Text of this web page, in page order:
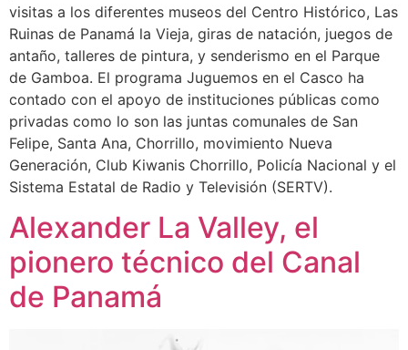
visitas a los diferentes museos del Centro Histórico, Las
Ruinas de Panamá la Vieja, giras de natación, juegos de
antaño, talleres de pintura, y senderismo en el Parque
de Gamboa. El programa Juguemos en el Casco ha
contado con el apoyo de instituciones públicas como
privadas como lo son las juntas comunales de San
Felipe, Santa Ana, Chorrillo, movimiento Nueva
Generación, Club Kiwanis Chorrillo, Policía Nacional y el
Sistema Estatal de Radio y Televisión (SERTV).
Alexander La Valley, el
pionero técnico del Canal
de Panamá